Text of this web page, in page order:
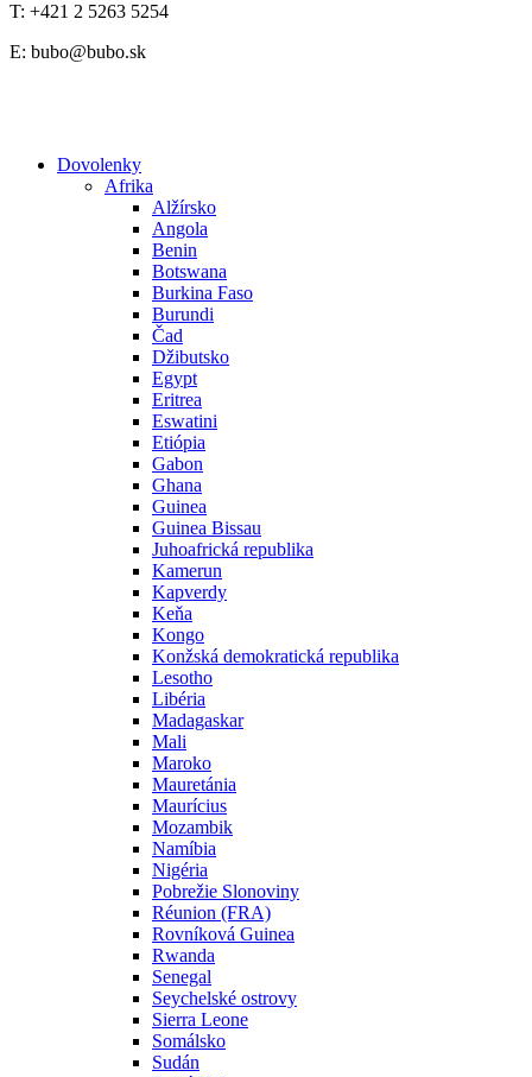
T: +421 2 5263 5254
E: bubo@bubo.sk
Dovolenky
Afrika
Alžírsko
Angola
Benin
Botswana
Burkina Faso
Burundi
Čad
Džibutsko
Egypt
Eritrea
Eswatini
Etiópia
Gabon
Ghana
Guinea
Guinea Bissau
Juhoafrická republika
Kamerun
Kapverdy
Keňa
Kongo
Konžská demokratická republika
Lesotho
Libéria
Madagaskar
Mali
Maroko
Mauretánia
Maurícius
Mozambik
Namíbia
Nigéria
Pobrežie Slonoviny
Réunion (FRA)
Rovníková Guinea
Rwanda
Senegal
Seychelské ostrovy
Sierra Leone
Somálsko
Sudán